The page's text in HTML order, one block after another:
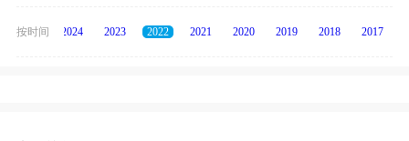
按时间
2025 2024 2023 2022 2021 2020 2019 2018 2017